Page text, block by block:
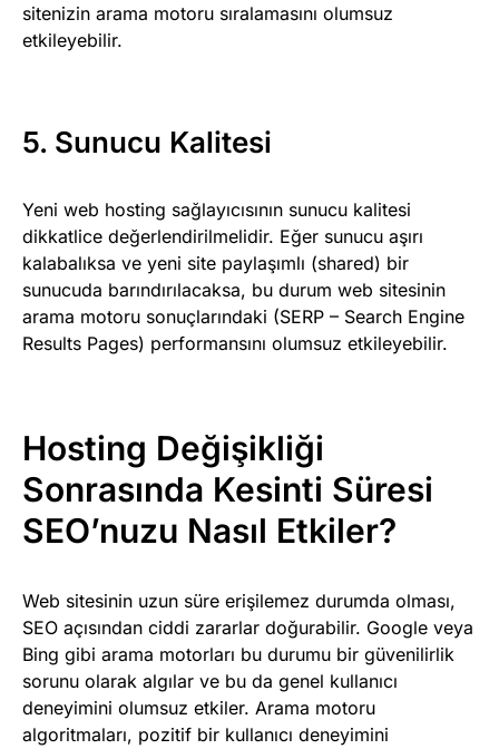
sitenizin arama motoru sıralamasını olumsuz
etkileyebilir.
5. Sunucu Kalitesi
Yeni web hosting sağlayıcısının sunucu kalitesi
dikkatlice değerlendirilmelidir. Eğer sunucu aşırı
kalabalıksa ve yeni site paylaşımlı (shared) bir
sunucuda barındırılacaksa, bu durum web sitesinin
arama motoru sonuçlarındaki (SERP – Search Engine
Results Pages) performansını olumsuz etkileyebilir.
Hosting Değişikliği
Sonrasında Kesinti Süresi
SEO’nuzu Nasıl Etkiler?
Web sitesinin uzun süre erişilemez durumda olması,
SEO açısından ciddi zararlar doğurabilir. Google veya
Bing gibi arama motorları bu durumu bir güvenilirlik
sorunu olarak algılar ve bu da genel kullanıcı
deneyimini olumsuz etkiler. Arama motoru
algoritmaları, pozitif bir kullanıcı deneyimini